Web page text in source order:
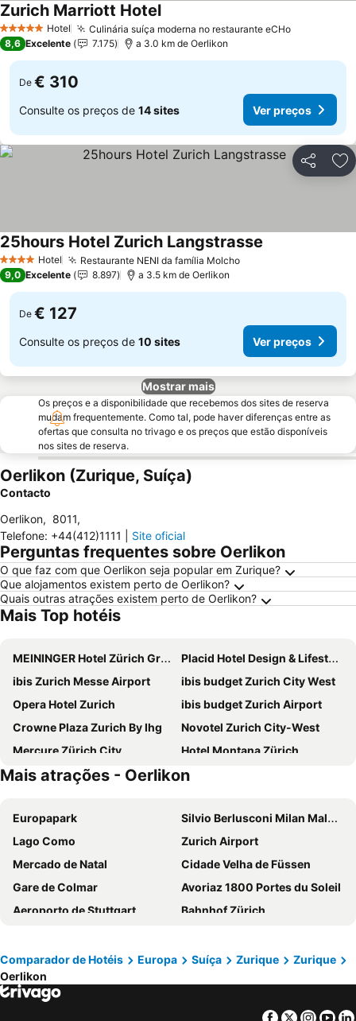
5 Estrelas Hotel Culinária suíça moderna no restaurante eCHo
Zurich Marriott Hotel
8,6 Excelente 7.175 a 3.0 km de Oerlikon
De € 310
Consulte os preços de 14 sites Ver preços
Partilhar
4 EstrelasHotel Restaurante NENI da família Molcho
25hours Hotel Zurich Langstrasse
9,0 Excelente 8.897 a 3.5 km de Oerlikon
De € 127
Consulte os preços de 10 sites Ver preços
Mostrar mais
Os preços e a disponibilidade que recebemos dos sites de reserva
mudam frequentemente. Como tal, pode haver diferenças entre as
ofertas que consulta no trivago e os preços que estão disponíveis
nos sites de reserva.
Oerlikon (Zurique, Suíça)
Contacto
Oerlikon, 8011,
Telefone: +44(412)1111 Site oficial
Perguntas frequentes sobre Oerlikon
O que faz com que Oerlikon seja popular em Zurique?
Que alojamentos existem perto de Oerlikon?
Quais outras atrações existem perto de Oerlikon?
Mais Top hotéis
MEININGER Hotel Zürich Greencity
Placid Hotel Design & Lifestyle Zurich
ibis Zurich Messe Airport
ibis budget Zurich City West
Opera Hotel Zurich
ibis budget Zurich Airport
Crowne Plaza Zurich By Ihg
Novotel Zurich City-West
Mercure Zürich City
Hotel Montana Zürich
ibis Zurich City West
Hotel Bristol
Hotel Felix
Holiday Inn Express ZÜrich Airport By Ihg
THE FLAG Zürich
Pop Up Hotel Krone Zürich
Hotel Rössli
Swiss Chocolate by Fassbind
Trip Inn Zurich Hotel
Züri by Fassbind
Swiss Star California
Swiss Night by Fassbind
Guesthouse fürDich
Glockenhof Zürich
Motel One Zürich
Central Plaza Hotel
Mais atrações - Oerlikon
Europapark
Silvio Berlusconi Milan Malpensa Airport
Lago Como
Zurich Airport
Mercado de Natal
Cidade Velha de Füssen
Gare de Colmar
Avoriaz 1800 Portes du Soleil
Aeroporto de Stuttgart
Bahnhof Zürich
EuroAirport Basel Mulhouse Freiburg
Estação Ferroviária Central de Berna
La Petite France
Gare SNCF de Strasbourg
Comparador de Hotéis Europa Suíça Zurique
Zurique
Oerlikon
Facebook
Twitter